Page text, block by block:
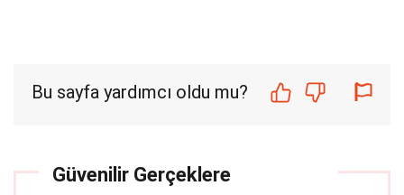
Bu sayfa yardımcı oldu mu?
Güvenilir Gerçeklere